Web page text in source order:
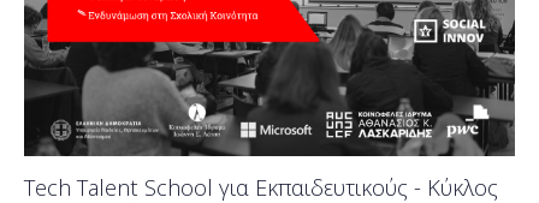
Tech Talent School για Εκπαιδευτικούς - Κύκλος